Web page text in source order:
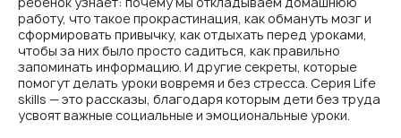
работу, что такое прокрастинация, как обмануть мозг и
сформировать привычку, как отдыхать перед уроками,
чтобы за них было просто садиться, как правильно
запоминать информацию. И другие секреты, которые
помогут делать уроки вовремя и без стресса. Серия Life
skills — это рассказы, благодаря которым дети без труда
усвоят важные социальные и эмоциональные уроки.